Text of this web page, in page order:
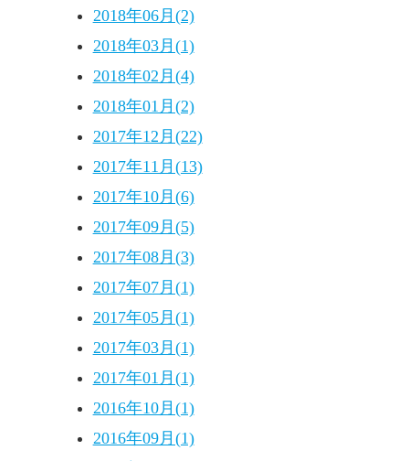
2018年06月(2)
2018年03月(1)
2018年02月(4)
2018年01月(2)
2017年12月(22)
2017年11月(13)
2017年10月(6)
2017年09月(5)
2017年08月(3)
2017年07月(1)
2017年05月(1)
2017年03月(1)
2017年01月(1)
2016年10月(1)
2016年09月(1)